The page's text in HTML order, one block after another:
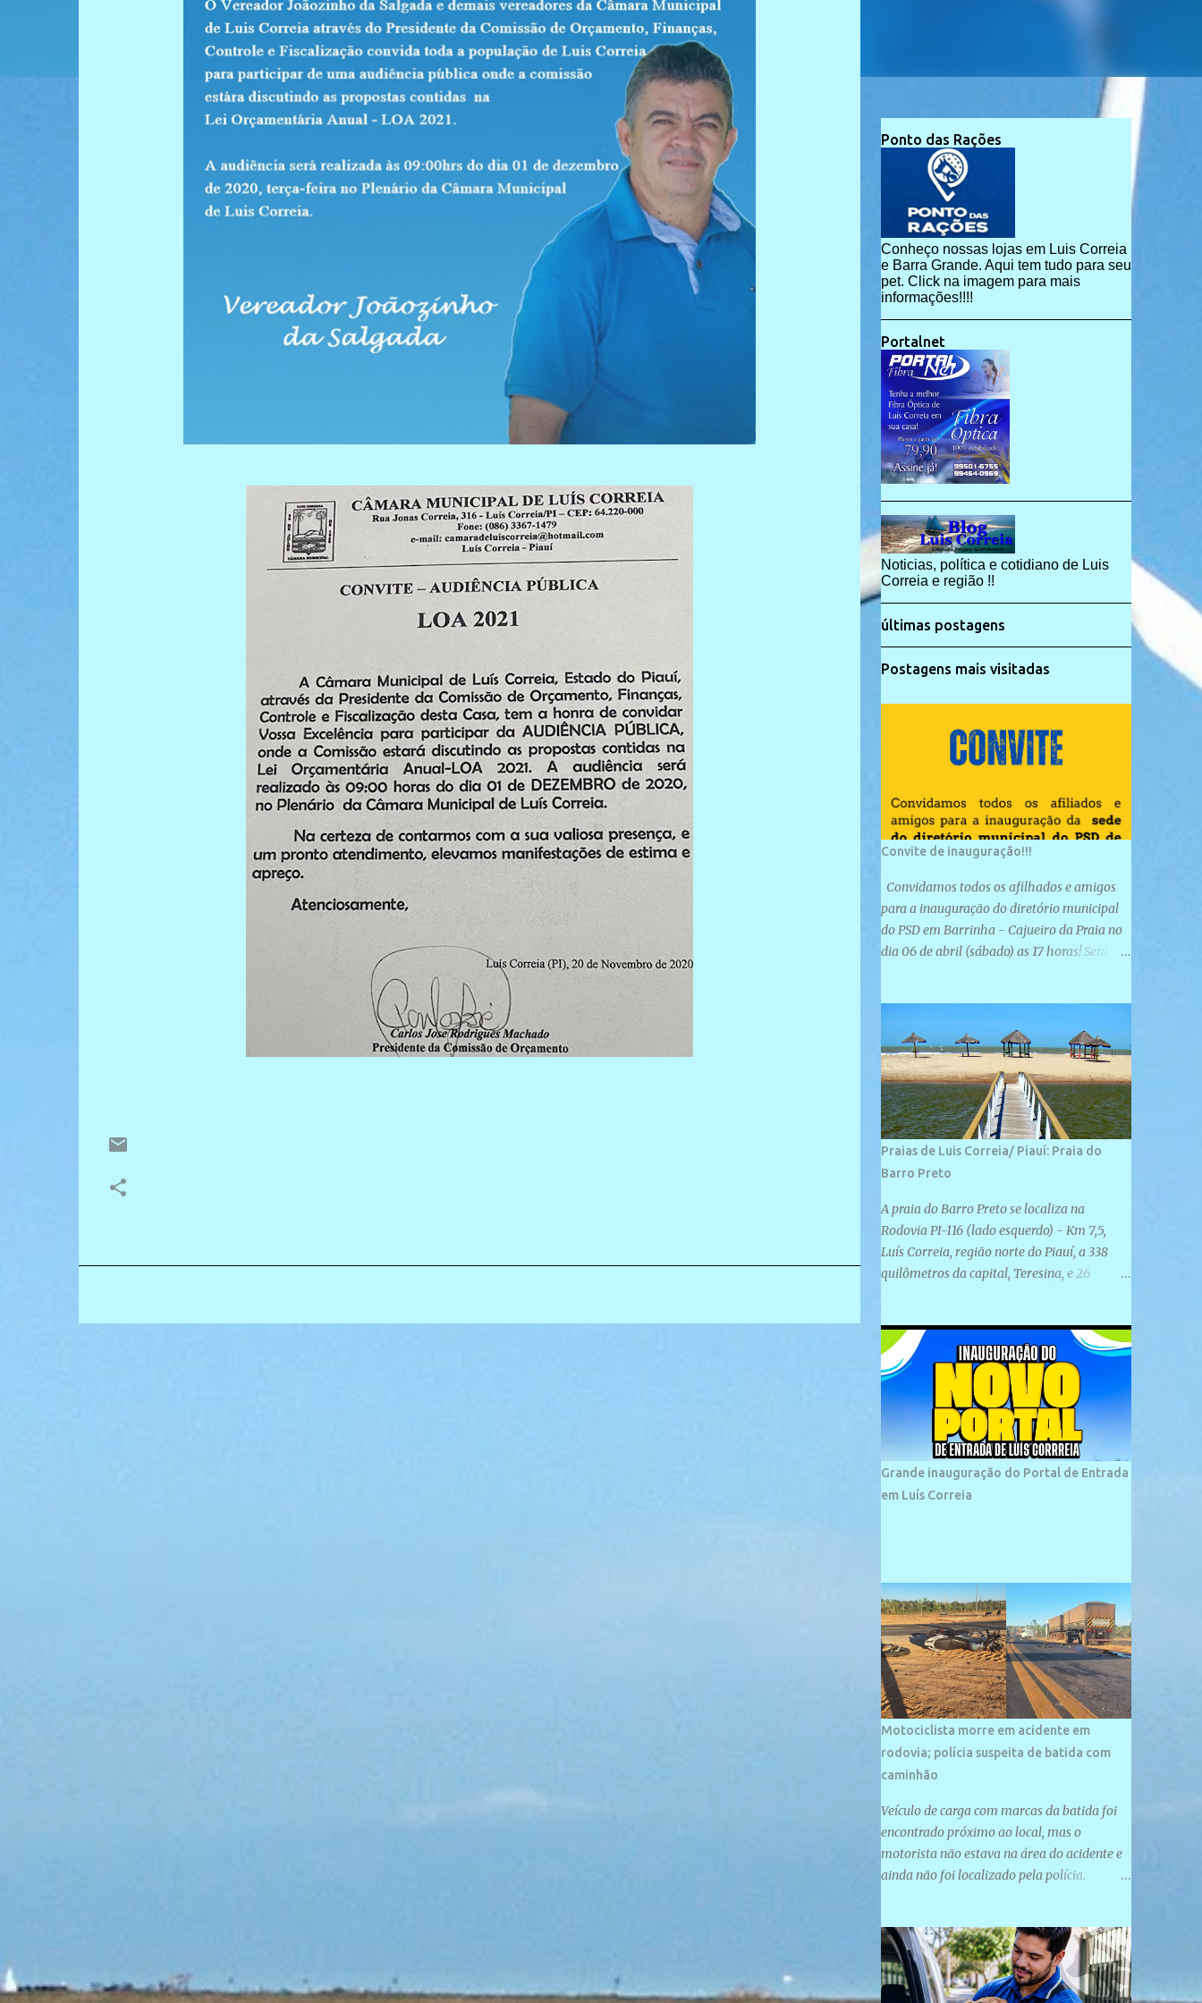
Ponto das Rações
Conheço nossas lojas em Luis Correia
e Barra Grande. Aqui tem tudo para seu
pet. Click na imagem para mais
informações!!!!
Portalnet
Noticias, política e cotidiano de Luis
Correia e região !!
últimas postagens
Postagens mais visitadas
Convite de inauguração!!!
Convidamos todos os afilhados e amigos
para a inauguração do diretório municipal
do PSD em Barrinha - Cajueiro da Praia no
dia 06 de abril (sábado) as 17 horas! Será
localizada na Rua São José, 98 Barrinha -
Cajueiro da Praia.
Praias de Luis Correia/ Piauí: Praia do
Barro Preto
A praia do Barro Preto se localiza na
Rodovia PI-116 (lado esquerdo) - Km 7,5,
Luís Correia, região norte do Piauí, a 338
quilômetros da capital, Teresina, e 26
plana e retilínea na maior parte de sua
extensão, chegando a mais ou menos a 1,5
km de paisagens exuberantes. Possui ondas
suaves devido ao extensivo molhe de pedras
que não chegam a 2 metros de altura, não
apresentando dunas em seu espaço
geográfico. Não se sabe ao certo porque a
praia leva esse nome, e muitas das suas
vizinhos. O bairro onde se localiza a praia é
palco de amplos investimentos e projetos
grandiosos como hotéis, pousadas e
residências de veraneio de grande porte. O
maior empreendimento fixado nessa área é
o SESC Praia, inaugurado em 12 de julho de
1996. Com arquitetura moderna,...
Grande inauguração do Portal de Entrada
em Luís Correia
Motociclista morre em acidente em
rodovia; polícia suspeita de batida com
caminhão
Veículo de carga com marcas da batida foi
encontrado próximo ao local, mas o
motorista não estava na área do acidente e
ainda não foi localizado pela polícia.
Divulgação/PMPI João Pedro de Sousa
Santos morreu na manhã desta sexta-feira
(31) em um acidente na PI-247, na zona